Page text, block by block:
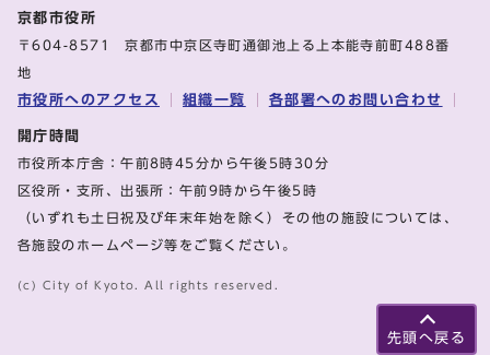
先頭へ戻る
京都市役所
〒604-8571 京都市中京区寺町通御池上る上本能寺前町488番
地
市役所へのアクセス 組織一覧 各部署へのお問い合わせ
開庁時間
市役所本庁舎：午前8時45分から午後5時30分
区役所・支所、出張所：午前9時から午後5時
（いずれも土日祝及び年末年始を除く）その他の施設については、
各施設のホームページ等をご覧ください。
(c) City of Kyoto. All rights reserved.